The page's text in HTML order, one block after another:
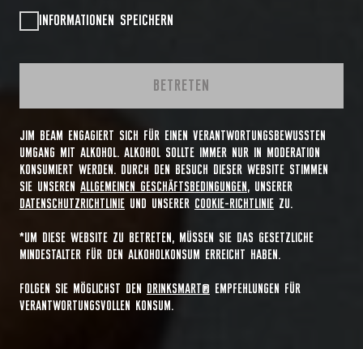
INFORMATIONEN SPEICHERN
BETRETEN
JIM BEAM ENGAGIERT SICH FÜR EINEN VERANTWORTUNGSBEWUSSTEN
UMGANG MIT ALKOHOL. ALKOHOL SOLLTE IMMER NUR IN MODERATION
KONSUMIERT WERDEN. DURCH DEN BESUCH DIESER WEBSITE STIMMEN
SIE UNSEREN ALLGEMEINEN GESCHÄFTSBEDINGUNGEN, UNSERER
DATENSCHUTZRICHTLINIE UND UNSERER COOKIE-RICHTLINIE ZU.
*UM DIESE WEBSITE ZU BETRETEN, MÜSSEN SIE DAS GESETZLICHE
MINDESTALTER FÜR DEN ALKOHOLKONSUM ERREICHT HABEN.
FOLGEN SIE MÖGLICHST DEN DRINKSMART® EMPFEHLUNGEN FÜR
VERANTWORTUNGSVOLLEN KONSUM.